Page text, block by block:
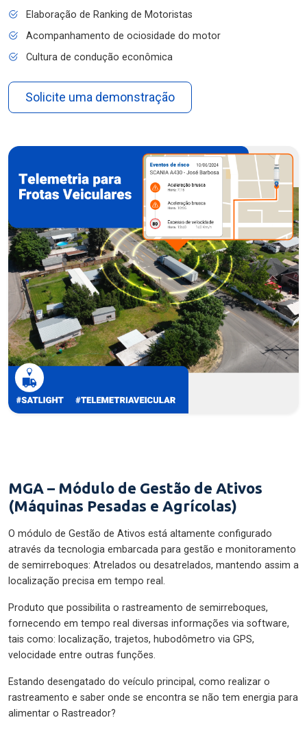
Elaboração de Ranking de Motoristas
Acompanhamento de ociosidade do motor
Cultura de condução econômica
Solicite uma demonstração
MGA – Módulo de Gestão de Ativos
(Máquinas Pesadas e Agrícolas)
O módulo de Gestão de Ativos está altamente configurado
através da tecnologia embarcada para gestão e monitoramento
de semirreboques: Atrelados ou desatrelados, mantendo assim a
localização precisa em tempo real.
Produto que possibilita o rastreamento de semirreboques,
fornecendo em tempo real diversas informações via software,
tais como: localização, trajetos, hubodômetro via GPS,
velocidade entre outras funções.
Estando desengatado do veículo principal, como realizar o
rastreamento e saber onde se encontra se não tem energia para
alimentar o Rastreador?